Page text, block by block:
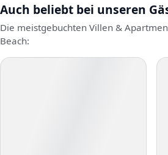
Auch beliebt bei unseren
Die meistgebuchten Villen &
Beach: